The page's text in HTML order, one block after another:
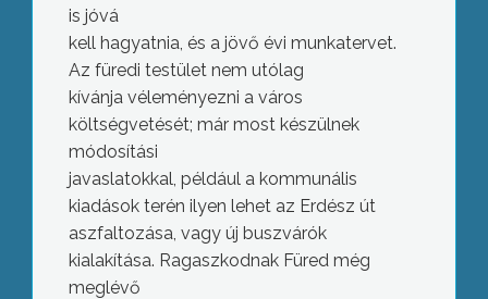
is jóvá
kell hagyatnia, és a jövő évi munkatervet.
Az füredi testület nem utólag
kívánja véleményezni a város
költségvetését; már most készülnek
módosítási
javaslatokkal, például a kommunális
kiadások terén ilyen lehet az Erdész út
aszfaltozása, vagy új buszvárók
kialakítása. Ragaszkodnak Füred még
meglévő